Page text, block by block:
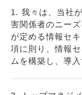
1. 我々は、当社
害関係者のニー
が定める情報セ
項に則り、情報
ムを構築し、導入